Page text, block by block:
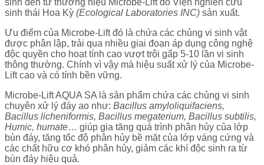
sinh đến từ thương hiệu Microbe-Lift do Viện nghiên cứu
sinh thái Hoa Kỳ (Ecological Laboratories INC) sản xuất.
Ưu điểm của Microbe-Lift đó là chứa các chủng vi sinh vật
được phân lập, trải qua nhiều giai đoạn áp dụng công nghệ
độc quyền cho hoạt tính cao vượt trội gấp 5-10 lần vi sinh
thông thường. Chính vì vậy mà hiệu suất xử lý của Microbe-
Lift cao và có tính bền vững.
Microbe-Lift AQUA SA là sản phẩm chứa các chủng vi sinh
chuyên xử lý đáy ao như: Bacillus amyloliquifaciens,
Bacillus licheniformis, Bacillus megaterium, Bacillus subtilis,
Humic, humate… giúp gia tăng quá trình phân hủy của lớp
bùn đáy, tăng tốc độ phân hủy bề mặt của lớp váng cứng và
các chất hữu cơ khó phân hủy, giảm các khí độc sinh ra từ
bùn đáy hiệu quả.